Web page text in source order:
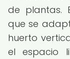
de plantas.
que se
huerto
el espacio